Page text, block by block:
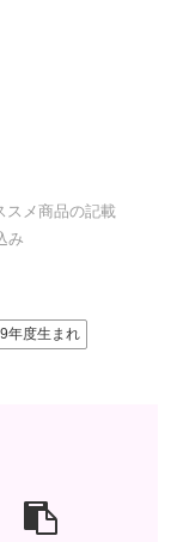
スメ商品の記載
み
年度生まれ